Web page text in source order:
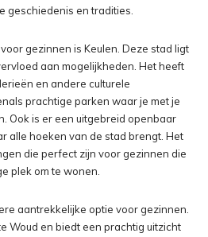
geschiedenis en tradities.
gezinnen is Keulen. Deze stad ligt
aan mogelijkheden. Het heeft
en andere culturele
prachtige parken waar je met je
Ook is er een uitgebreid openbaar
alle hoeken van de stad brengt. Het
die perfect zijn voor gezinnen die
plek om te wonen.
aantrekkelijke optie voor gezinnen.
Woud en biedt een prachtig uitzicht